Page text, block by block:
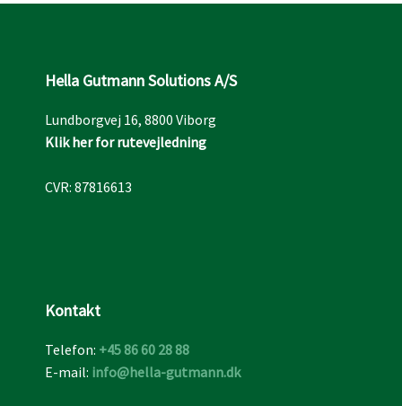
Hella Gutmann Solutions A/S
Lundborgvej 16, 8800 Viborg​
Klik her for rutevejledning
CVR​: 87816613
Kontakt​
Telefon: +45 86 60 28 88
E-mail: info@hella-gutmann.dk